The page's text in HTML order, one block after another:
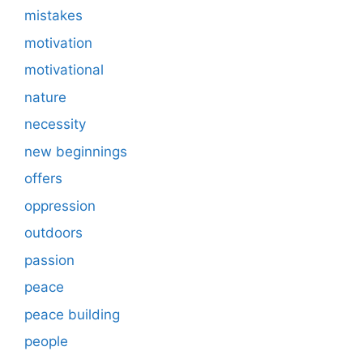
mistakes
motivation
motivational
nature
necessity
new beginnings
offers
oppression
outdoors
passion
peace
peace building
people